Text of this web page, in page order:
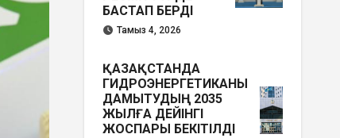
БАСТАП БЕРДІ
Тамыз 4, 2026
ҚАЗАҚСТАНДА
ГИДРОЭНЕРГЕТИКАНЫ
ДАМЫТУДЫҢ 2035
ЖЫЛҒА ДЕЙІНГІ
ЖОСПАРЫ БЕКІТІЛДІ